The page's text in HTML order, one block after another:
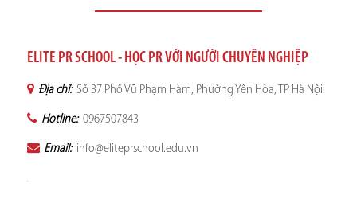
ELITE PR SCHOOL - HỌC PR VỚI NGƯỜI CHUYÊN NGHIỆP
Địa chỉ: Số 37 Phố Vũ Phạm Hàm, Phường Yên Hòa, TP Hà Nội.
Hotline: 0967507843
Email: info@eliteprschool.edu.vn